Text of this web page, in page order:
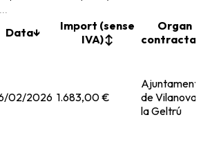
Data↓
Import (sense
IVA)↕
Organ
02/2026 1.683,00 €
Ajuntament
de Vilanova i
la Geltrú